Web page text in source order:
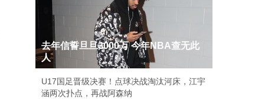
去年信誓旦旦3000万 今年NBA查无此
人
U17国足晋级决赛！点球决战淘汰河床，江宇
涵两次扑点，再战阿森纳